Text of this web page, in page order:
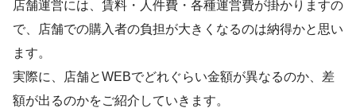
店舗運営には、賃料・人件費・各種運営費が掛かりますの
で、店舗での購入者の負担が大きくなるのは納得かと思い
ます。
実際に、店舗とWEBでどれぐらい金額が異なるのか、差
額が出るのかをご紹介していきます。